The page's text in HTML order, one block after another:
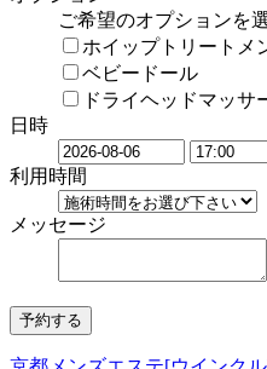
ご希望のオプションを
ホイップトリートメ
ベビードール
ドライヘッドマッ
日時
利用時間
メッセージ